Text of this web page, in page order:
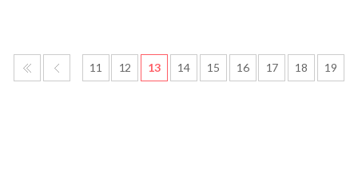
11 12 13 14 15 16 17 18 19